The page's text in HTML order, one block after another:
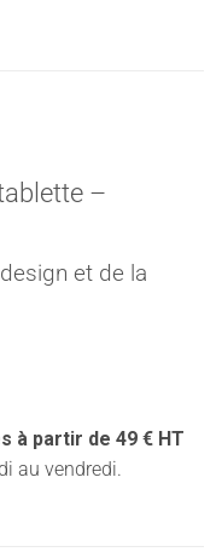
–
et de la
à partir de 49 € HT
au vendredi.